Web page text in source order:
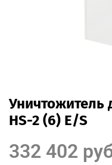
Уничтожитель
HS-2 (6) E/S
332 402